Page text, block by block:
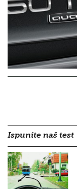
Ispunite naš test